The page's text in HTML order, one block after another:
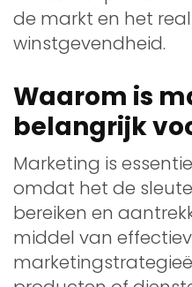
de markt en het
winstgevendheid.
Waarom is
belangrijk
Marketing is
omdat het de
bereiken en
middel van